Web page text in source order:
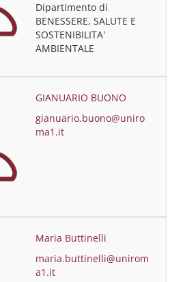
Dipartimento di
BENESSERE, SALUTE E
SOSTENIBILITA'
AMBIENTALE
GIANUARIO BUONO
gianuario.buono@uniro
ma1.it
Maria Buttinelli
maria.buttinelli@unirom
a1.it